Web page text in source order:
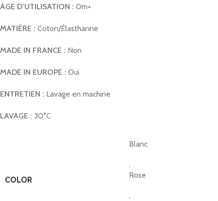
ÂGE D’UTILISATION : 0m+
MATIÈRE : Coton/Élasthanne
MADE IN FRANCE : Non
MADE IN EUROPE : Oui
ENTRETIEN : Lavage en machine
LAVAGE : 30°C
COLOR
Blanc
,
Rose
,